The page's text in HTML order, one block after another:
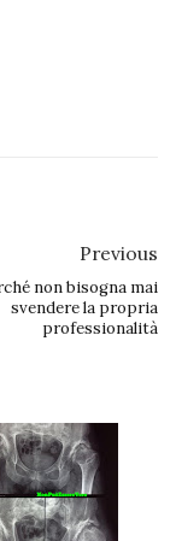
Previous
non bisogna mai
svendere la propria
professionalità